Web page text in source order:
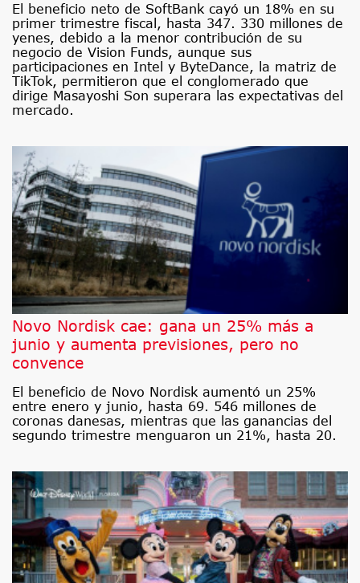
El beneficio neto de SoftBank cayó un 18% en su
primer trimestre fiscal, hasta 347. 330 millones de
yenes, debido a la menor contribución de su
negocio de Vision Funds, aunque sus
participaciones en Intel y ByteDance, la matriz de
TikTok, permitieron que el conglomerado que
dirige Masayoshi Son superara las expectativas del
mercado.
Novo Nordisk cae: gana un 25% más a
junio y aumenta previsiones, pero no
convence
El beneficio de Novo Nordisk aumentó un 25%
entre enero y junio, hasta 69. 546 millones de
coronas danesas, mientras que las ganancias del
segundo trimestre menguaron un 21%, hasta 20.